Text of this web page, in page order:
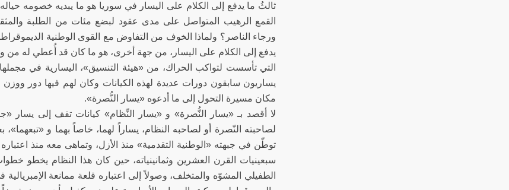
ثالثُ ما يدفع إلى الكلام على اليسار في سوريا هو ما يبديه خصومه
القمع الرهيب المتواصل على مدى عقود لبضع مئات من الطلبة
ورجاء الناصر؟ ولماذا الخوف من التفاوض مع القوى الوطنية
يدفع إلى الكلام على اليسار، من جهة أخرى، هو ما كان قد أُعطي له من
التي تأسست لتواكب الحراك، من «هيئة التنسيق»، اليسارية في
يساريون سابقون دورات عديدة لهذه الكيانات وكان لهم فيها دور
مكان مسيرة التحول إلى ما أدعوه «يسار النُّصرة».
لا أقصد بـ «يسار النُّصرة» و «يسار النِّظام» كيانات تقف إلى يسار
لصاحبته النّصرة أو لصاحبه النظام، يساراً لهما، خاصاً بهما و
توطّن في جبهته «الوطنية التقدمية» منذ الأزل، وتماهى معه منذ
سبعينيات القرن العشرين وثمانينياته، حين كان هذا النظام يخطو
الطفيلي المشوّه والمتخلف، وصولاً إلى اعتباره قلعة ممانعة